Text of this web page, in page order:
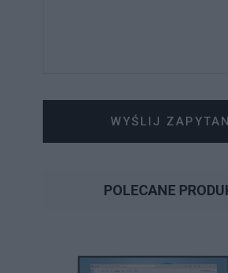
WYŚLIJ
POLECANE